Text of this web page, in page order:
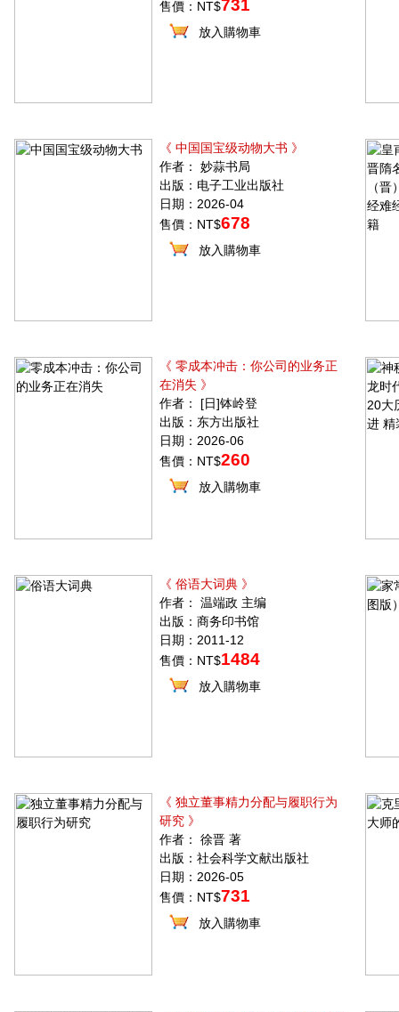
售價：NT$731
放入購物車
《 中国国宝级动物大书 》
作者： 妙蒜书局
出版：电子工业出版社
日期：2026-04
售價：NT$678
放入購物車
《 零成本冲击：你公司的业务正
在消失 》
作者： [日]钵岭登
出版：东方出版社
日期：2026-06
售價：NT$260
放入購物車
《 俗语大词典 》
作者： 温端政 主编
出版：商务印书馆
日期：2011-12
售價：NT$1484
放入購物車
《 独立董事精力分配与履职行为
研究 》
作者： 徐晋 著
出版：社会科学文献出版社
日期：2026-05
售價：NT$731
放入購物車